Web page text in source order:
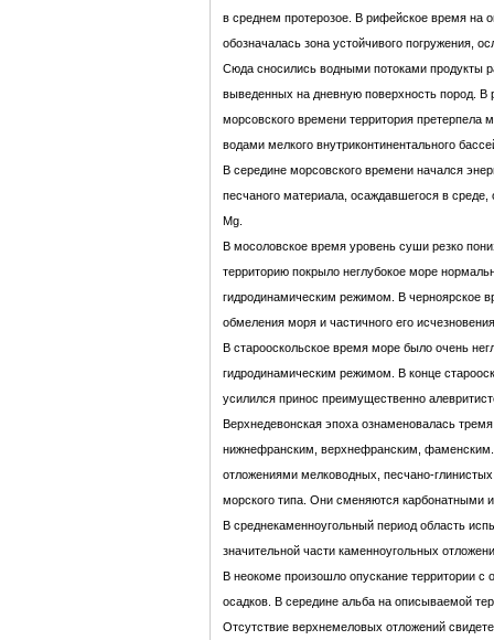
в среднем протерозое. В рифейское время на
обозначалась зона устойчивого погружения,
Сюда сносились водными потоками продукты
выведенных на дневную поверхность пород. В
морсовского времени территория претерпела
водами мелкого внутриконтинентального
В середине морсовского времени начался
песчаного материала, осаждавшегося в
Mg.
В мосоловское время уровень суши резко
территорию покрыло неглубокое море
гидродинамическим режимом. В черноярское
обмеления моря и частичного его
В старооскольское время море было очень
гидродинамическим режимом. В конце
усилился принос преимущественно
Верхнедевонская эпоха ознаменовалась
нижнефранским, верхнефранским,
отложениями мелководных, песчано-
морского типа. Они сменяются карбонатными
В среднекаменноугольный период область
значительной части каменноугольных
В неокоме произошло опускание территории
осадков. В середине альба на описываемой
Отсутствие верхнемеловых отложений